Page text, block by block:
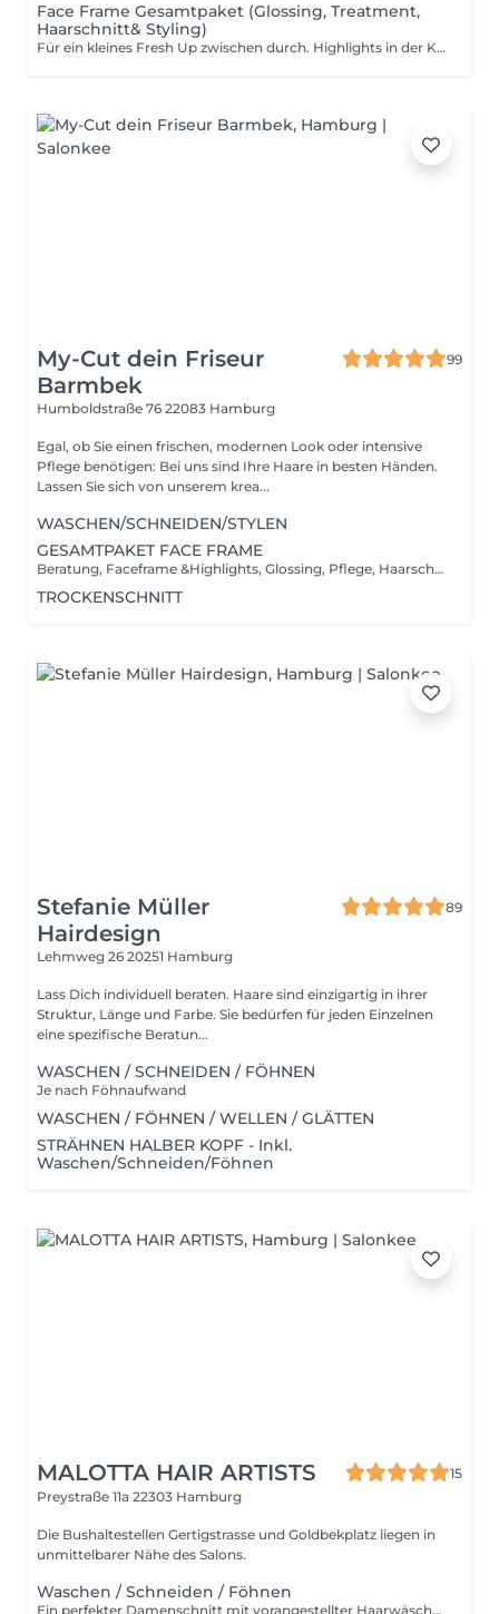
Face Frame Gesamtpaket (Glossing, Treatment,
Haarschnitt& Styling)
Für ein kleines Fresh Up zwischen durch. Highlights in der Kontur, Glossing, Pflege mit Haarschitt& Styling.
My-Cut dein Friseur
Barmbek
99
Humboldstraße 76 22083 Hamburg
Egal, ob Sie einen frischen, modernen Look oder intensive
Pflege benötigen: Bei uns sind Ihre Haare in besten Händen.
Lassen Sie sich von unserem krea...
WASCHEN/SCHNEIDEN/STYLEN
GESAMTPAKET FACE FRAME
Beratung, Faceframe &Highlights, Glossing, Pflege, Haarschnitt & Styling
TROCKENSCHNITT
Stefanie Müller
Hairdesign
89
Lehmweg 26 20251 Hamburg
Lass Dich individuell beraten. Haare sind einzigartig in ihrer
Struktur, Länge und Farbe. Sie bedürfen für jeden Einzelnen
eine spezifische Beratun...
WASCHEN / SCHNEIDEN / FÖHNEN
Je nach Föhnaufwand
WASCHEN / FÖHNEN / WELLEN / GLÄTTEN
STRÄHNEN HALBER KOPF - Inkl.
Waschen/Schneiden/Föhnen
MALOTTA HAIR ARTISTS
15
Preystraße 11a 22303 Hamburg
Die Bushaltestellen Gertigstrasse und Goldbekplatz liegen in
unmittelbarer Nähe des Salons.
Waschen / Schneiden / Föhnen
Ein perfekter Damenschnitt mit vorangestellter Haarwäsche stellt die ultimative Basis für einfaches Styling im heimischen Badezimmer dar. Ob nun glattes, langes, welliges oder lockiges Haar, es werden diverse handwerkliche Techniken angewendet, um aus jedem Haartyp das Beste herauszuholen.